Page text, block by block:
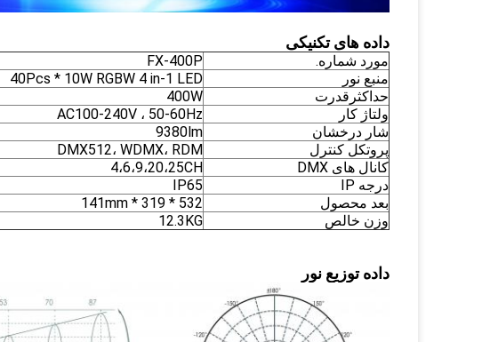
داده های تکنیکی
مورد شماره.
FX-400P
منبع نور
40Pcs * 10W RGBW 4 in-1 LED
حداکثرقدرت
400W
ولتاژ کار
AC100-240V ، 50-60Hz
شار درخشان
9380lm
پروتکل کنترل
DMX512، WDMX، RDM
کانال های DMX
4،6،9،20،25CH
درجه IP
IP65
بعد محصول
532 * 319 * 141mm
وزن خالص
12.3KG
داده توزیع نور